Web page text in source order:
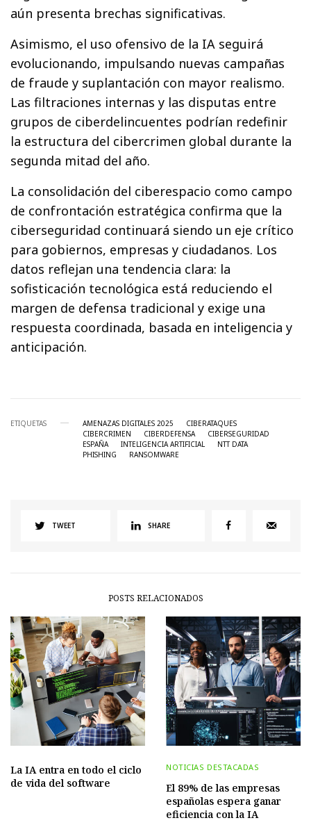
aún presenta brechas significativas.
Asimismo, el uso ofensivo de la IA seguirá
evolucionando, impulsando nuevas campañas
de fraude y suplantación con mayor realismo.
Las filtraciones internas y las disputas entre
grupos de ciberdelincuentes podrían redefinir
la estructura del cibercrimen global durante la
segunda mitad del año.
La consolidación del ciberespacio como campo
de confrontación estratégica confirma que la
ciberseguridad continuará siendo un eje crítico
para gobiernos, empresas y ciudadanos. Los
datos reflejan una tendencia clara: la
sofisticación tecnológica está reduciendo el
margen de defensa tradicional y exige una
respuesta coordinada, basada en inteligencia y
anticipación.
ETIQUETAS AMENAZAS DIGITALES 2025
CIBERATAQUES
CIBERCRIMEN
CIBERDEFENSA
CIBERSEGURIDAD
ESPAÑA
INTELIGENCIA ARTIFICIAL
NTT DATA
PHISHING
RANSOMWARE
TWEET SHARE
POSTS RELACIONADOS
La IA entra en todo el ciclo
de vida del software
NOTICIAS DESTACADAS
El 89% de las empresas
españolas espera ganar
eficiencia con la IA